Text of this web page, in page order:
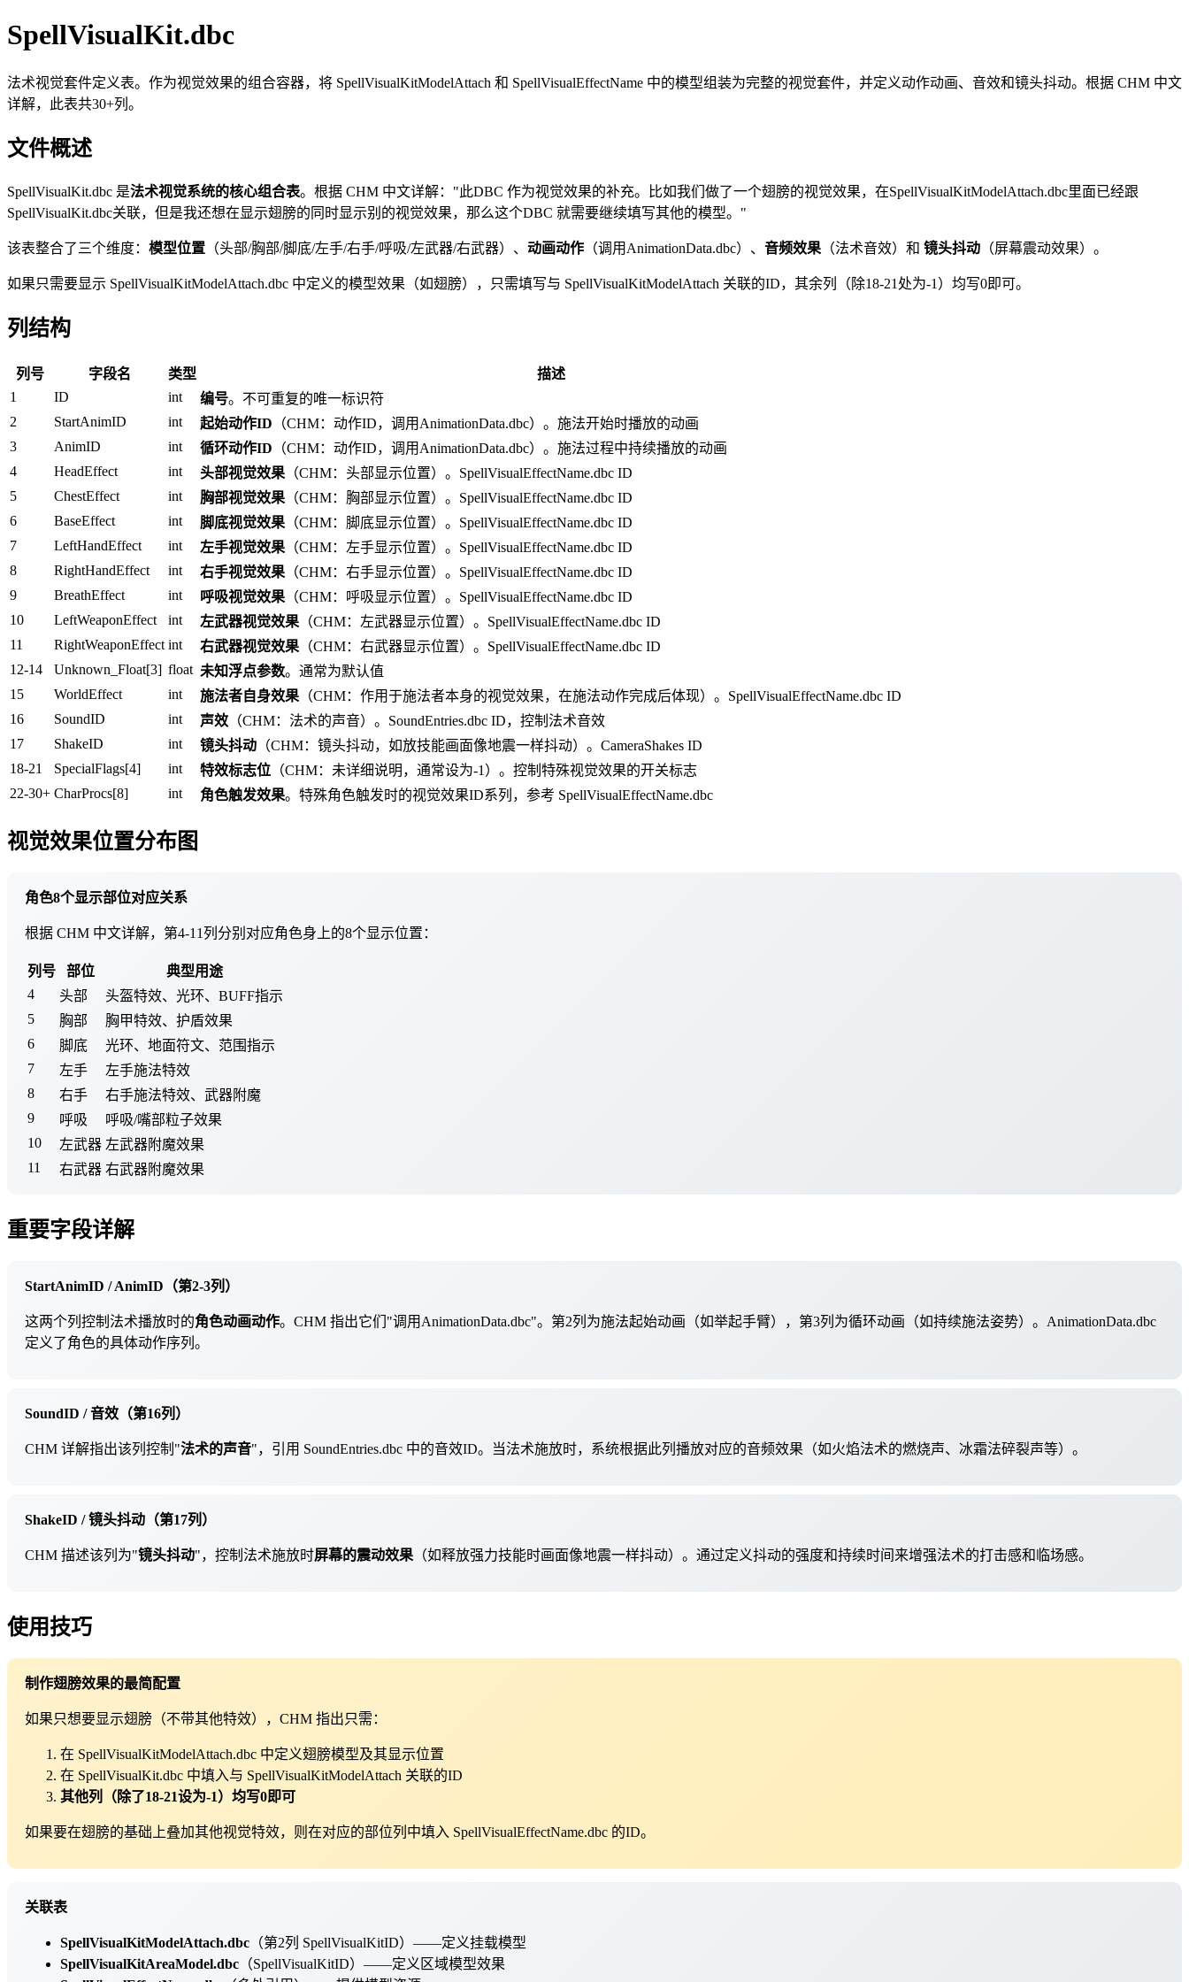
SpellVisualKit.dbc
法术视觉套件定义表。作为视觉效果的组合容器，将 SpellVisualKitModelAttach 和 SpellVisualEffectName 中的模型组装为完整的视觉套件，并定义动作动画、音效和镜头抖动。根据 CHM 中文
详解，此表共30+列。
文件概述
SpellVisualKit.dbc 是法术视觉系统的核心组合表。根据 CHM 中文详解："此DBC 作为视觉效果的补充。比如我们做了一个翅膀的视觉效果，在SpellVisualKitModelAttach.dbc里面已经跟
SpellVisualKit.dbc关联，但是我还想在显示翅膀的同时显示别的视觉效果，那么这个DBC 就需要继续填写其他的模型。"
该表整合了三个维度： 模型位置 （头部/胸部/脚底/左手/右手/呼吸/左武器/右武器）、 动画动作 （调用AnimationData.dbc）、 音频效果 （法术音效）和 镜头抖动 （屏幕震动效果）。
如果只需要显示 SpellVisualKitModelAttach.dbc 中定义的模型效果（如翅膀），只需填写与 SpellVisualKitModelAttach 关联的ID，其余列（除18-21处为-1）均写0即可。
列结构
列号 字段名 类型
描述
1
ID int 编号。不可重复的唯一标识符
2
StartAnimID int 起始动作ID （CHM：动作ID，调用AnimationData.dbc）。施法开始时播放的动画
3
AnimID int 循环动作ID （CHM：动作ID，调用AnimationData.dbc）。施法过程中持续播放的动画
4
HeadEffect int 头部视觉效果 （CHM：头部显示位置）。SpellVisualEffectName.dbc ID
5
ChestEffect int 胸部视觉效果 （CHM：胸部显示位置）。SpellVisualEffectName.dbc ID
6
BaseEffect int 脚底视觉效果 （CHM：脚底显示位置）。SpellVisualEffectName.dbc ID
7
LeftHandEffect int 左手视觉效果 （CHM：左手显示位置）。SpellVisualEffectName.dbc ID
8
RightHandEffect int 右手视觉效果 （CHM：右手显示位置）。SpellVisualEffectName.dbc ID
9
BreathEffect int 呼吸视觉效果 （CHM：呼吸显示位置）。SpellVisualEffectName.dbc ID
10
LeftWeaponEffect int 左武器视觉效果 （CHM：左武器显示位置）。SpellVisualEffectName.dbc ID
11
RightWeaponEffect int 右武器视觉效果 （CHM：右武器显示位置）。SpellVisualEffectName.dbc ID
12-14
Unknown_Float[3] float 未知浮点参数。通常为默认值
15
WorldEffect int 施法者自身效果 （CHM：作用于施法者本身的视觉效果，在施法动作完成后体现）。SpellVisualEffectName.dbc ID
16
SoundID int 声效 （CHM：法术的声音）。SoundEntries.dbc ID，控制法术音效
17
ShakeID int 镜头抖动 （CHM：镜头抖动，如放技能画面像地震一样抖动）。CameraShakes ID
18-21
SpecialFlags[4] int 特效标志位 （CHM：未详细说明，通常设为-1）。控制特殊视觉效果的开关标志
22-30+ CharProcs[8] int 角色触发效果。特殊角色触发时的视觉效果ID系列，参考 SpellVisualEffectName.dbc
视觉效果位置分布图
角色8个显示部位对应关系
根据 CHM 中文详解，第4-11列分别对应角色身上的8个显示位置：
列号 部位
典型用途
4
头部
头盔特效、光环、BUFF指示
5
胸部
胸甲特效、护盾效果
6
脚底
光环、地面符文、范围指示
7
左手
左手施法特效
8
右手
右手施法特效、武器附魔
9
呼吸
呼吸/嘴部粒子效果
10
左武器 左武器附魔效果
11
右武器 右武器附魔效果
重要字段详解
StartAnimID / AnimID（第2-3列）
这两个列控制法术播放时的角色动画动作。CHM 指出它们"调用AnimationData.dbc"。第2列为施法起始动画（如举起手臂），第3列为循环动画（如持续施法姿势）。AnimationData.dbc
定义了角色的具体动作序列。
SoundID / 音效（第16列）
CHM 详解指出该列控制"法术的声音"，引用 SoundEntries.dbc 中的音效ID。当法术施放时，系统根据此列播放对应的音频效果（如火焰法术的燃烧声、冰霜法碎裂声等）。
ShakeID / 镜头抖动（第17列）
CHM 描述该列为"镜头抖动"，控制法术施放时屏幕的震动效果 （如释放强力技能时画面像地震一样抖动）。通过定义抖动的强度和持续时间来增强法术的打击感和临场感。
使用技巧
制作翅膀效果的最简配置
如果只想要显示翅膀（不带其他特效），CHM 指出只需：
在 SpellVisualKitModelAttach.dbc 中定义翅膀模型及其显示位置
在 SpellVisualKit.dbc 中填入与 SpellVisualKitModelAttach 关联的ID
其他列（除了18-21设为-1）均写0即可
如果要在翅膀的基础上叠加其他视觉特效，则在对应的部位列中填入 SpellVisualEffectName.dbc 的ID。
关联表
SpellVisualKitModelAttach.dbc （第2列 SpellVisualKitID）——定义挂载模型
SpellVisualKitAreaModel.dbc （SpellVisualKitID）——定义区域模型效果